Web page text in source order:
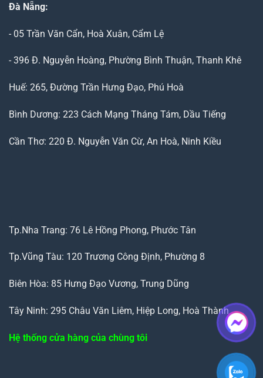
Đà Nẵng:
- 05 Trần Văn Cẩn, Hoà Xuân, Cẩm Lệ
- 396 Đ. Nguyễn Hoàng, Phường Bình Thuận, Thanh Khê
Huế: 265, Đường Trần Hưng Đạo, Phú Hoà
Bình Dương: 223 Cách Mạng Tháng Tám, Dầu Tiếng
Cần Thơ: 220 Đ. Nguyễn Văn Cừ, An Hoà, Ninh Kiều
Tp.Nha Trang: 76 Lê Hồng Phong, Phước Tân
Tp.Vũng Tàu: 120 Trương Công Định, Phường 8
Biên Hòa: 85 Hưng Đạo Vương, Trung Dũng
Tây Ninh: 295 Châu Văn Liêm, Hiệp Long, Hoà Thành
Hệ thống cửa hàng của chùng tôi